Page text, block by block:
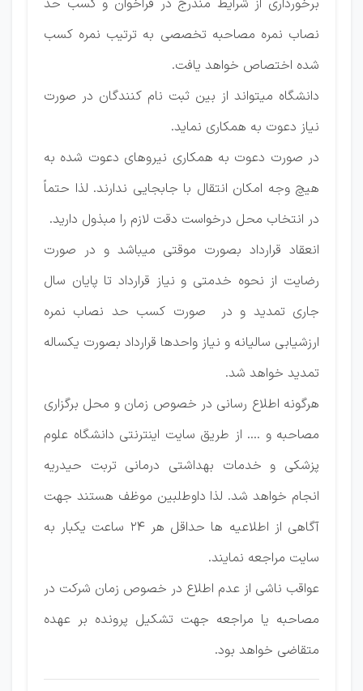
برخورداری از شرایط مندرج در فراخوان و کسب حد
نصاب نمره مصاحبه تخصصی به ترتیب نمره کسب
شده اختصاص خواهد یافت.
دانشگاه میتواند از بین ثبت نام کنندگان در صورت
نیاز دعوت به همکاری نماید.
در صورت دعوت به همکاری نیروهای دعوت شده به
هیچ وجه امکان انتقال با جابجایی ندارند. لذا حتماً
در انتخاب محل درخواست دقت لازم را مبذول دارید.
انعقاد قرارداد بصورت موقتی میباشد و در صورت
رضایت از نحوه خدمتی و نیاز قرارداد تا پایان سال
جاری تمدید و در صورت کسب حد نصاب نمره
ارزشیابی سالیانه و نیاز واحدها قرارداد بصورت یکساله
تمدید خواهد شد.
هرگونه اطلاع رسانی در خصوص زمان و محل برگزاری
مصاحبه و .... از طریق سایت اینترنتی دانشگاه علوم
پزشکی و خدمات بهداشتی درمانی تربت حیدریه
انجام خواهد شد. لذا داوطلبین موظف هستند جهت
آگاهی از اطلاعیه ها حداقل هر ٢٤ ساعت یکبار به
سایت مراجعه نمایند.
عواقب ناشی از عدم اطلاع در خصوص زمان شرکت در
مصاحبه یا مراجعه جهت تشکیل پرونده بر عهده
متقاضی خواهد بود.